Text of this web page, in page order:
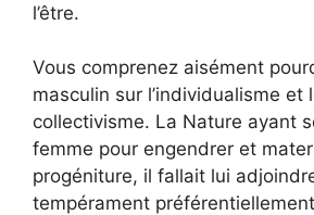
l’être.
Vous comprenez aisément
masculin sur l’individualisme et
collectivisme. La Nature ayant
femme pour engendrer et
progéniture, il fallait lui
tempérament